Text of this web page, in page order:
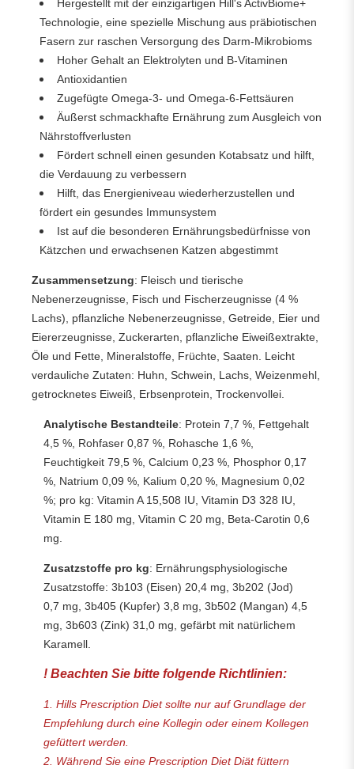
Hergestellt mit der einzigartigen Hill's ActivBiome+
Technologie, eine spezielle Mischung aus präbiotischen
Fasern zur raschen Versorgung des Darm-Mikrobioms
Hoher Gehalt an Elektrolyten und B-Vitaminen
Antioxidantien
Zugefügte Omega-3- und Omega-6-Fettsäuren
Äußerst schmackhafte Ernährung zum Ausgleich von
Nährstoffverlusten
Fördert schnell einen gesunden Kotabsatz und hilft,
die Verdauung zu verbessern
Hilft, das Energieniveau wiederherzustellen und
fördert ein gesundes Immunsystem
Ist auf die besonderen Ernährungsbedürfnisse von
Kätzchen und erwachsenen Katzen abgestimmt
Zusammensetzung: Fleisch und tierische
Nebenerzeugnisse, Fisch und Fischerzeugnisse (4 %
Lachs), pflanzliche Nebenerzeugnisse, Getreide, Eier und
Eiererzeugnisse, Zuckerarten, pflanzliche Eiweißextrakte,
Öle und Fette, Mineralstoffe, Früchte, Saaten. Leicht
verdauliche Zutaten: Huhn, Schwein, Lachs, Weizenmehl,
getrocknetes Eiweiß, Erbsenprotein, Trockenvollei.
Analytische Bestandteile: Protein 7,7 %, Fettgehalt
4,5 %, Rohfaser 0,87 %, Rohasche 1,6 %,
Feuchtigkeit 79,5 %, Calcium 0,23 %, Phosphor 0,17
%, Natrium 0,09 %, Kalium 0,20 %, Magnesium 0,02
%; pro kg: Vitamin A 15,508 IU, Vitamin D3 328 IU,
Vitamin E 180 mg, Vitamin C 20 mg, Beta-Carotin 0,6
mg.
Zusatzstoffe pro kg: Ernährungsphysiologische
Zusatzstoffe: 3b103 (Eisen) 20,4 mg, 3b202 (Jod)
0,7 mg, 3b405 (Kupfer) 3,8 mg, 3b502 (Mangan) 4,5
mg, 3b603 (Zink) 31,0 mg, gefärbt mit natürlichem
Karamell.
! Beachten Sie bitte folgende Richtlinien:
1. Hills Prescription Diet sollte nur auf Grundlage der
Empfehlung durch eine Kollegin oder einem Kollegen
gefüttert werden.
2. Während Sie eine Prescription Diet Diät füttern